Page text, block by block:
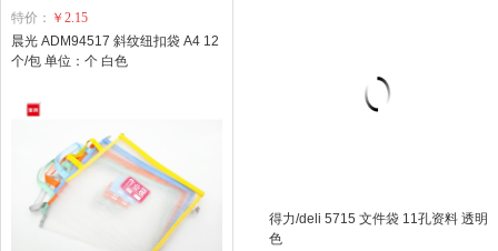
得力/deli 5715 文件袋 11孔资料 透明
色
特价： ￥2.15
晨光 ADM94517 斜纹纽扣袋 A4 12
个/包 单位：个 白色